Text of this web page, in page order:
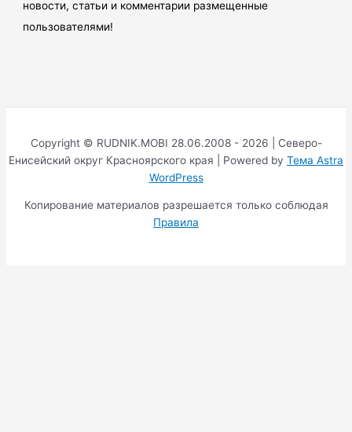
новости, статьи и комментарии размещенные
пользователями!
Copyright © RUDNIK.MOBI 28.06.2008 - 2026 | Северо-
Енисейский округ Красноярского края | Powered by Тема Astra
WordPress
Копирование материалов разрешается только соблюдая
Правила